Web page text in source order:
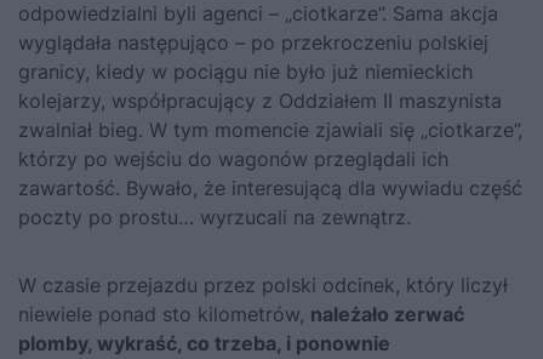
odpowiedzialni byli agenci – „ciotkarze”. Sama akcja
wyglądała następująco – po przekroczeniu polskiej
granicy, kiedy w pociągu nie było już niemieckich
kolejarzy, współpracujący z Oddziałem II maszynista
zwalniał bieg. W tym momencie zjawiali się „ciotkarze”,
którzy po wejściu do wagonów przeglądali ich
zawartość. Bywało, że interesującą dla wywiadu część
poczty po prostu… wyrzucali na zewnątrz.
W czasie przejazdu przez polski odcinek, który liczył
niewiele ponad sto kilometrów, należało zerwać
plomby, wykraść, co trzeba, i ponownie